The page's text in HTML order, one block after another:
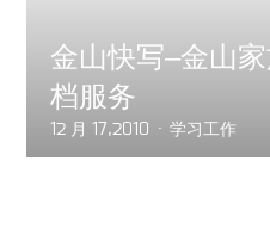
金山快写–金山
档服务
12 月 17,2010 学习工作